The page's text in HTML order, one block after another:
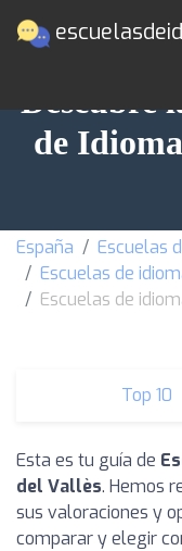
Descubre
de
España
Escuelas
Escuelas de
Escuelas de
Top 10
Esta es tu guía de
del Vallès. Hemos
sus valoraciones y
comparar y elegir